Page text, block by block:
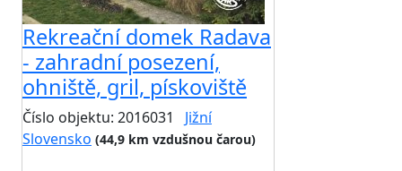
Rekreační domek Radava
- zahradní posezení,
ohniště, gril, pískoviště
Číslo objektu: 2016031
Jižní
Slovensko (44,9 km vzdušnou čarou)